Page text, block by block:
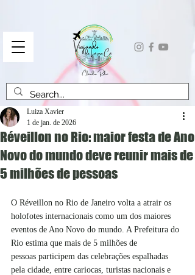
Réveillon no Rio: maior festa de Ano
Novo do mundo deve reunir mais de
5 milhões de pessoas
Luiza Xavier
1 de jan. de 2026
O Réveillon no Rio de Janeiro volta a atrair os
holofotes internacionais como um dos maiores
eventos de Ano Novo do mundo. A Prefeitura do
Rio estima que mais de 5 milhões de
pessoas participem das celebrações espalhadas
pela cidade, entre cariocas, turistas nacionais e